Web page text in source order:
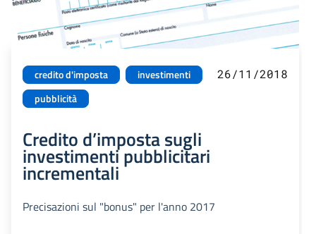
credito d'imposta
investimenti
pubblicità
26/11/2018
Credito d’imposta sugli
investimenti pubblicitari
incrementali
Precisazioni sul "bonus" per l'anno 2017